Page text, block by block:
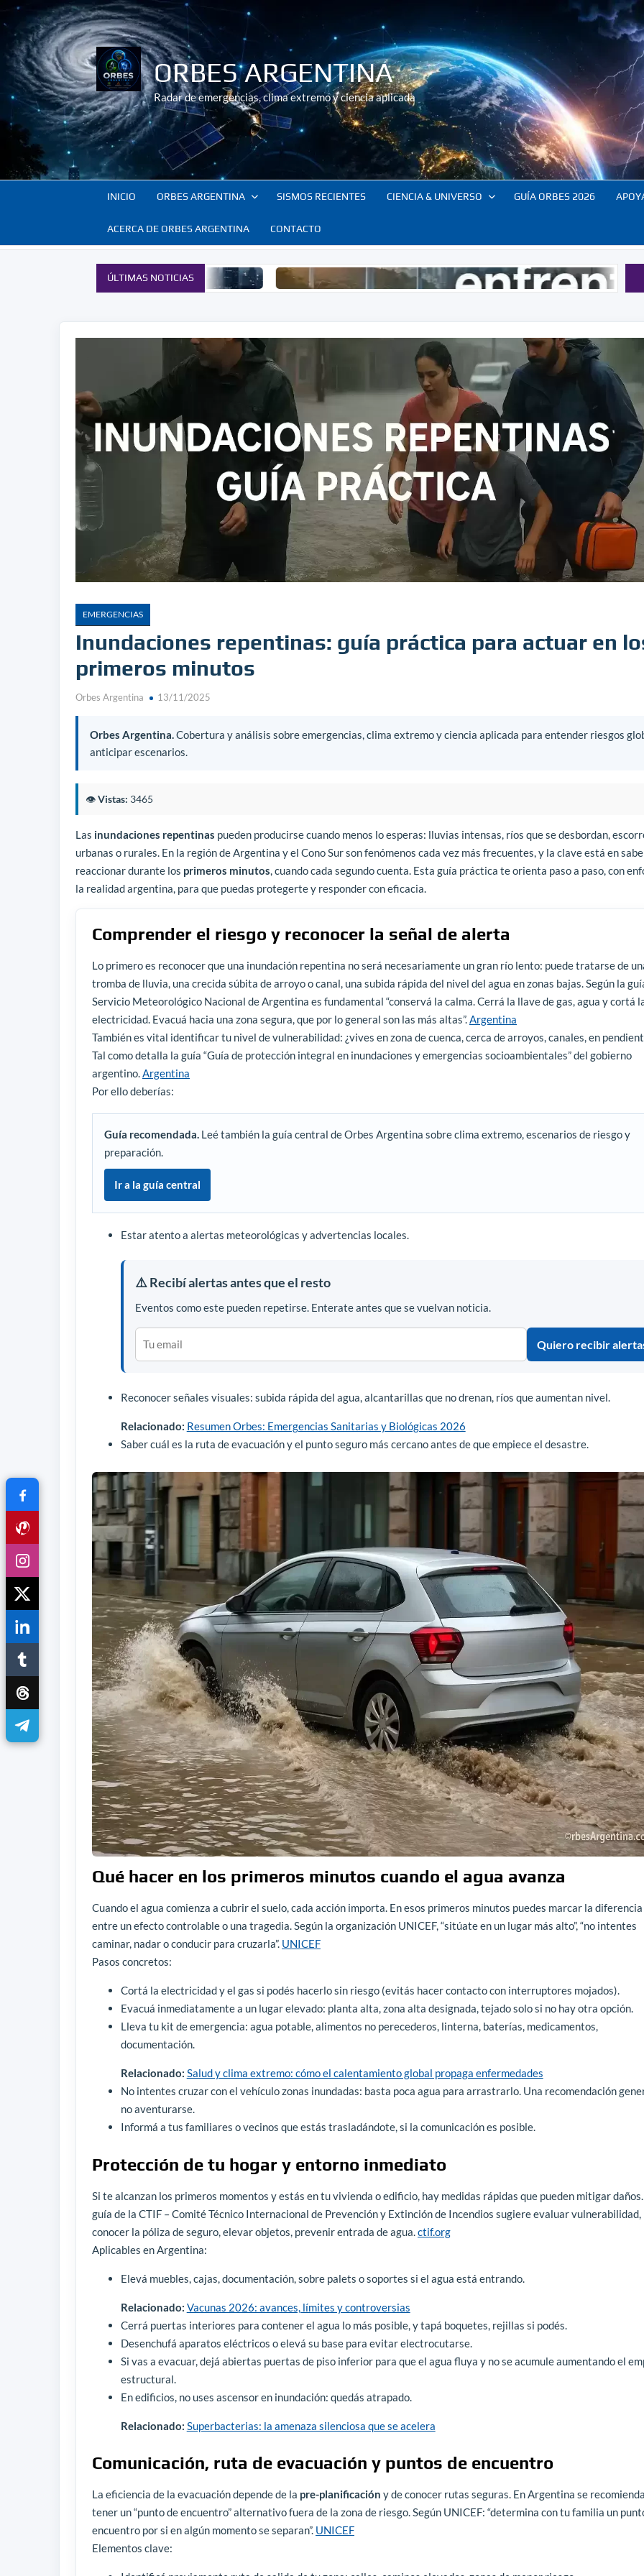
Saltar
al
contenido
ORBES ARGENTINA
Radar de emergencias, clima extremo y ciencia aplicada
INICIO ORBES ARGENTINA SISMOS RECIENTES CIENCIA & UNIVERSO GUÍA ORBES 2026
ACERCA DE ORBES ARGENTINA CONTACTO
ÚLTIMAS NOTICIAS
EMERGENCIAS
Inundaciones repentinas: guía práctica para actuar en
primeros minutos
Orbes Argentina 13/11/2025
Orbes Argentina.Cobertura y análisis sobre emergencias, clima extremo y ciencia aplicada para entender riesgos
anticipar escenarios.
👁️Vistas: 3465
Las inundaciones repentinas pueden producirse cuando menos lo esperas: lluvias intensas, ríos que se desbordan,
urbanas o rurales. En la región de Argentina y el Cono Sur son fenómenos cada vez más frecuentes, y la clave está en
reaccionar durante los primeros minutos, cuando cada segundo cuenta. Esta guía práctica te orienta paso a paso, con
la realidad argentina, para que puedas protegerte y responder con eficacia.
Comprender el riesgo y reconocer la señal de alerta
Lo primero es reconocer que una inundación repentina no será necesariamente un gran río lento: puede tratarse de
tromba de lluvia, una crecida súbita de arroyo o canal, una subida rápida del nivel del agua en zonas bajas. Según la
Servicio Meteorológico Nacional de Argentina es fundamental “conservá la calma. Cerrá la llave de gas, agua y cortá
electricidad. Evacuá hacia una zona segura, que por lo general son las más altas”.Argentina
También es vital identificar tu nivel de vulnerabilidad: ¿vives en zona de cuenca, cerca de arroyos, canales, en
Tal como detalla la guía “Guía de protección integral en inundaciones y emergencias socioambientales” del gobierno
argentino.Argentina
Por ello deberías:
Guía recomendada. Leé también la guía central de Orbes Argentina sobre clima extremo, escenarios de riesgo y
preparación.
Ir a la guía central
Estar atento a alertas meteorológicas y advertencias locales.
⚠️ Recibí alertas antes que el resto
Eventos como este pueden repetirse. Enterate antes que se vuelvan noticia.
Quiero recibir
Reconocer señales visuales: subida rápida del agua, alcantarillas que no drenan, ríos que aumentan nivel.
Relacionado: Resumen Orbes: Emergencias Sanitarias y Biológicas 2026
Saber cuál es la ruta de evacuación y el punto seguro más cercano antes de que empiece el desastre.
Qué hacer en los primeros minutos cuando el agua avanza
Cuando el agua comienza a cubrir el suelo, cada acción importa. En esos primeros minutos puedes marcar la diferencia
entre un efecto controlable o una tragedia. Según la organización UNICEF, “sitúate en un lugar más alto”, “no intentes
caminar, nadar o conducir para cruzarla”. UNICEF
Pasos concretos:
Cortá la electricidad y el gas si podés hacerlo sin riesgo (evitás hacer contacto con interruptores mojados).
Evacuá inmediatamente a un lugar elevado: planta alta, zona alta designada, tejado solo si no hay otra opción.
Lleva tu kit de emergencia: agua potable, alimentos no perecederos, linterna, baterías, medicamentos,
documentación.
Relacionado: Salud y clima extremo: cómo el calentamiento global propaga enfermedades
No intentes cruzar con el vehículo zonas inundadas: basta poca agua para arrastrarlo. Una recomendación
no aventurarse.
Informá a tus familiares o vecinos que estás trasladándote, si la comunicación es posible.
Protección de tu hogar y entorno inmediato
Si te alcanzan los primeros momentos y estás en tu vivienda o edificio, hay medidas rápidas que pueden mitigar
guía de la CTIF – Comité Técnico Internacional de Prevención y Extinción de Incendios sugiere evaluar vulnerabilidad,
conocer la póliza de seguro, elevar objetos, prevenir entrada de agua.ctif.org
Aplicables en Argentina:
Elevá muebles, cajas, documentación, sobre palets o soportes si el agua está entrando.
Relacionado: Vacunas 2026: avances, límites y controversias
Cerrá puertas interiores para contener el agua lo más posible, y tapá boquetes, rejillas si podés.
Desenchufá aparatos eléctricos o elevá su base para evitar electrocutarse.
Si vas a evacuar, dejá abiertas puertas de piso inferior para que el agua fluya y no se acumule aumentando el
estructural.
En edificios, no uses ascensor en inundación: quedás atrapado.
Relacionado: Superbacterias: la amenaza silenciosa que se acelera
Comunicación, ruta de evacuación y puntos de encuentro
La eficiencia de la evacuación depende de la pre-planificación y de conocer rutas seguras. En Argentina se
tener un “punto de encuentro” alternativo fuera de la zona de riesgo. Según UNICEF: “determina con tu familia un
encuentro por si en algún momento se separan”. UNICEF
Elementos clave: